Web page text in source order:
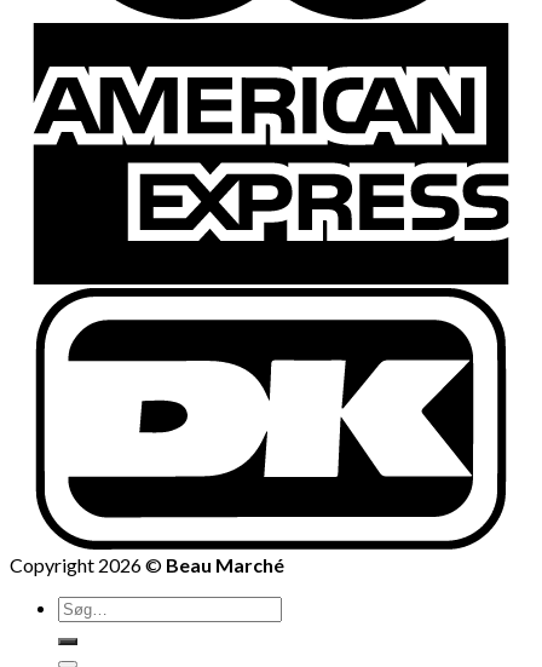
Copyright 2026 © Beau Marché
Søg
efter: